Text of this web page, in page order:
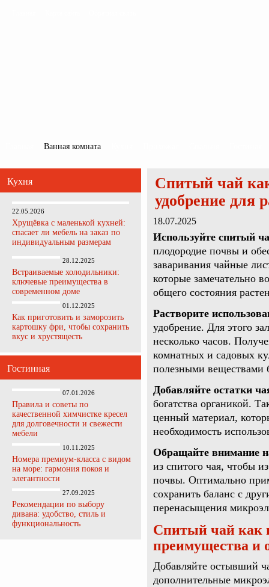
Ванная комната
Кухня
22.05.2026
Хрущёвка с маленькой кухней:
спасает ли мебель на заказ по
индивидуальным размерам
28.12.2025
Встраиваемые холодильники:
ключевые преимущества в
современном доме
01.12.2025
Как приготовить и заморозить
картошку фри, чтобы сохранить
вкус и хрустящесть
Гостинная
07.01.2026
Правила и советы по
качественной химчистке кресел
для долговечности и свежести
мебели
10.11.2025
Номера премиум-класса с видом
на море: гармония покоя и
элегантности
27.09.2025
Рекомендации по выбору
дивана: удобство, стиль и
функциональность
Спитый чай
удобрение для
18.07.2025
Используйте спитый
плодородие почвы и
заваривания чайные
которые замечательно
общего состояния
Растворите
удобрение. Для этого
несколько часов.
комнатных и садовых
полезными веществами
Добавляйте остатки
богатства органикой.
ценный материал,
необходимость
Обращайте внимание
из спитого чая, чтобы
почвы. Оптимально
сохранить баланс с
перенасыщения
Спитый чай как
преимущества и
Добавляйте остывший
дополнительные